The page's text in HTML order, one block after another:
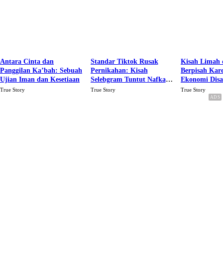
Antara Cinta dan
Panggilan Ka’bah: Sebuah
Ujian Iman dan Kesetiaan
True Story
Standar Tiktok Rusak
Pernikahan: Kisah
Selebgram Tuntut Nafkah
Rp.15 Juta Perbulan
True Story
Kisah Limah
Berpisah
Ekonomi
Karena Cinta
True Story